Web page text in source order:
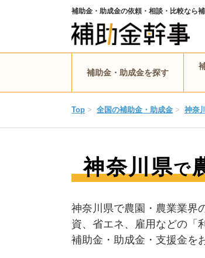
補助金・助成金の依頼・相談・比較なら
補助金・助成金を探す
Top > 全国の補助金・助成金 > 神奈
神奈川県で
神奈川県で農園・農業業界
資、省エネ、雇用などの「
補助金・助成金・支援金を